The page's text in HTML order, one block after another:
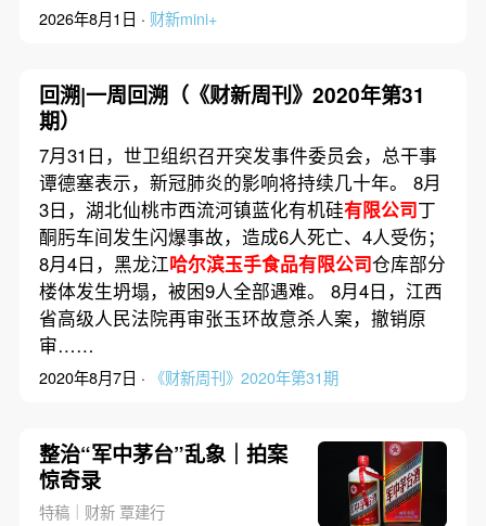
2026年8月1日 · 财新mini+
回溯|一周回溯（《财新周刊》2020年第31
期）
7月31日，世卫组织召开突发事件委员会，总干事
谭德塞表示，新冠肺炎的影响将持续几十年。 8月
3日，湖北仙桃市西流河镇蓝化有机硅有限公司丁
酮肟车间发生闪爆事故，造成6人死亡、4人受伤；
8月4日，黑龙江哈尔滨玉手食品有限公司仓库部分
楼体发生坍塌，被困9人全部遇难。 8月4日，江西
省高级人民法院再审张玉环故意杀人案，撤销原
审……
2020年8月7日 · 《财新周刊》2020年第31期
整治“军中茅台”乱象｜拍案
惊奇录
特稿｜财新 覃建行